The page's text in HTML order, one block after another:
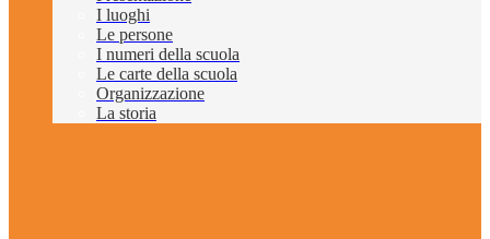
I luoghi
Le persone
I numeri della scuola
Le carte della scuola
Organizzazione
La storia